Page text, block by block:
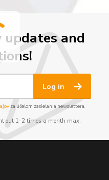
updates and
Log in
za účelom zasielania newslettera.
out 1-2 times a month max.